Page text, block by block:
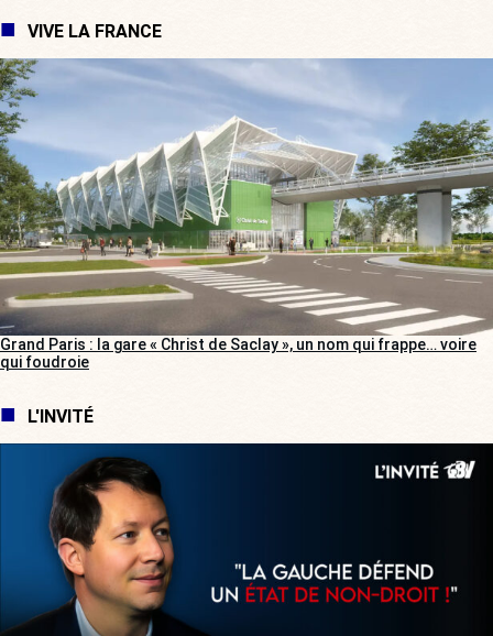
VIVE LA FRANCE
Grand Paris : la gare « Christ de Saclay », un nom qui frappe… voire
qui foudroie
L'INVITÉ